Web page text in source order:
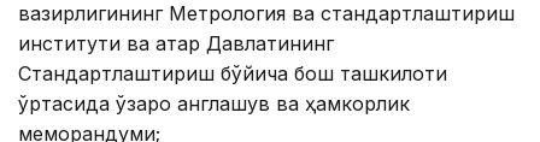
вазирлигининг Метрология ва стандартлаштириш
институти ва Қатар Давлатининг
Стандартлаштириш бўйича бош ташкилоти
ўртасида ўзаро англашув ва ҳамкорлик
меморандуми;